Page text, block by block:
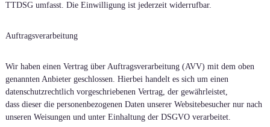
TTDSG umfasst. Die Einwilligung ist jederzeit widerrufbar.
Auftragsverarbeitung
Wir haben einen Vertrag über Auftragsverarbeitung (AVV) mit dem oben
genannten Anbieter geschlossen. Hierbei handelt es sich um einen
datenschutzrechtlich vorgeschriebenen Vertrag, der gewährleistet,
dass dieser die personenbezogenen Daten unserer Websitebesucher nur nach
unseren Weisungen und unter Einhaltung der DSGVO verarbeitet.